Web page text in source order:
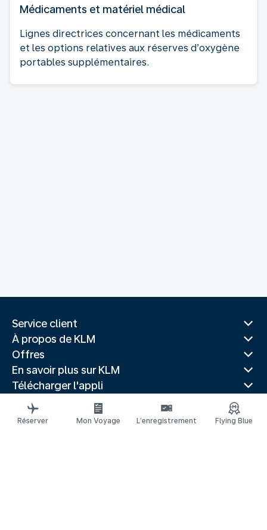
Médicaments et matériel médical
Lignes directrices concernant les médicaments
et les options relatives aux réserves d’oxygène
portables supplémentaires.
Service client
À propos de KLM
Offres
En savoir plus sur KLM
Télécharger l'appli
Sites Web associés
Guides de voyage
Réserver Mon Voyage L’enregistrement Flying Blue